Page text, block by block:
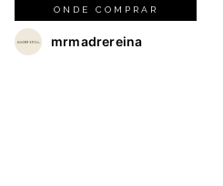
ONDE COMPRAR
mrmadrereina